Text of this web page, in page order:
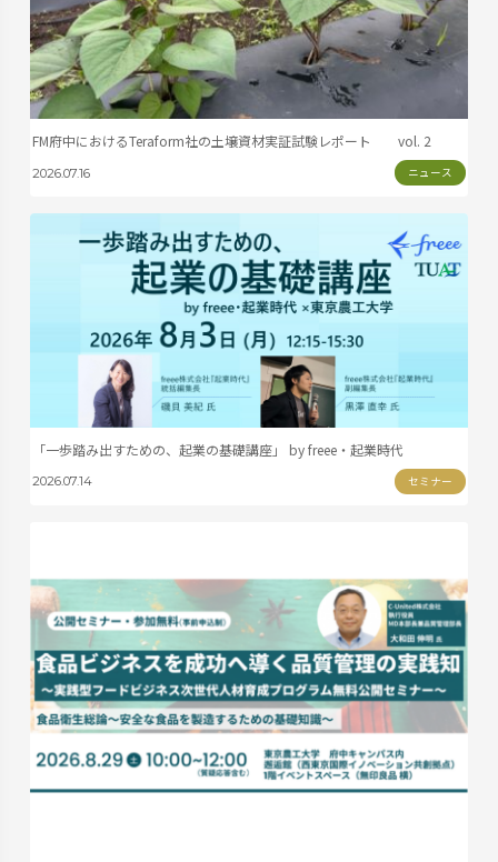
FM府中におけるTeraform社の土壌資材実証試験レポート vol. 2
2026.07.16 ニュース
「一歩踏み出すための、起業の基礎講座」 by freee・起業時代
2026.07.14 セミナー